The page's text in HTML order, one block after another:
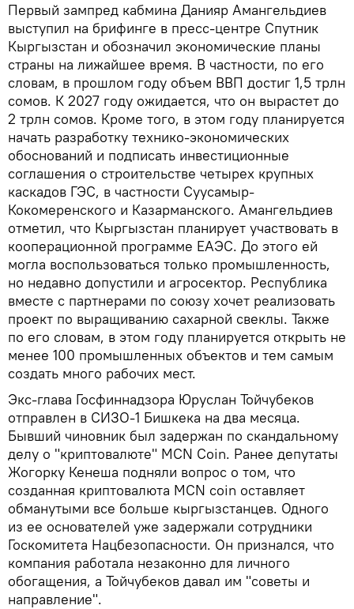
Первый зампред кабмина Данияр Амангельдиев
выступил на брифинге в пресс-центре Спутник
Кыргызстан и обозначил экономические планы
страны на лижайшее время. В частности, по его
словам, в прошлом году объем ВВП достиг 1,5 трлн
сомов. К 2027 году ожидается, что он вырастет до
2 трлн сомов. Кроме того, в этом году планируется
начать разработку технико-экономических
обоснований и подписать инвестиционные
соглашения о строительстве четырех крупных
каскадов ГЭС, в частности Суусамыр-
Кокомеренского и Казарманского. Амангельдиев
отметил, что Кыргызстан планирует участвовать в
кооперационной программе ЕАЭС. До этого ей
могла воспользоваться только промышленность,
но недавно допустили и агросектор. Республика
вместе с партнерами по союзу хочет реализовать
проект по выращиванию сахарной свеклы. Также
по его словам, в этом году планируется открыть не
менее 100 промышленных объектов и тем самым
создать много рабочих мест.
Экс-глава Госфиннадзора Юруслан Тойчубеков
отправлен в СИЗО-1 Бишкека на два месяца.
Бывший чиновник был задержан по скандальному
делу о "криптовалюте" MCN Coin. Ранее депутаты
Жогорку Кенеша подняли вопрос о том, что
созданная криптовалюта MCN coin оставляет
обманутыми все больше кыргызстанцев. Одного
из ее основателей уже задержали сотрудники
Госкомитета Нацбезопасности. Он признался, что
компания работала незаконно для личного
обогащения, а Тойчубеков давал им "советы и
направление".